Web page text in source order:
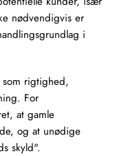
nødvendigvis er
i
rigtighed,
For
at gamle
og at unødige
skyld".